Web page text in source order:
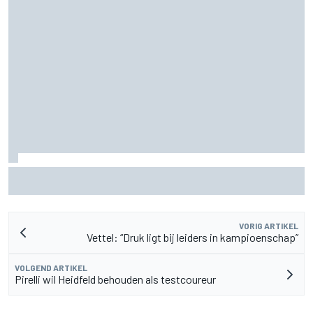
VORIG ARTIKEL
Vettel: “Druk ligt bij leiders in kampioenschap”
VOLGEND ARTIKEL
Pirelli wil Heidfeld behouden als testcoureur